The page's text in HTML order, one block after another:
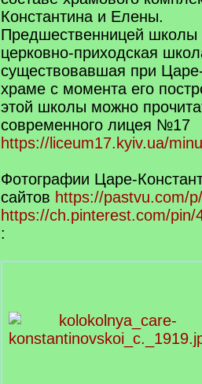
Константина и Елены.
Предшественницей
церковно-приходская
существовавшая при
храме с момента его
этой школы можно
современного лицея №17
https://liceum17.kyiv.ua/
Фотографии Царе-
сайтов https://pastvu.com/
https://ch.pinterest.com/pin/
: